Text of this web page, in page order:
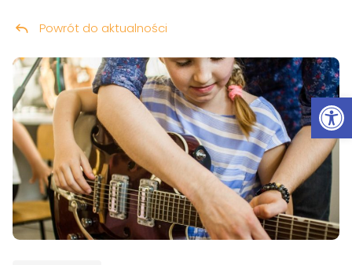
Przeskocz do treści
Powrót do aktualności